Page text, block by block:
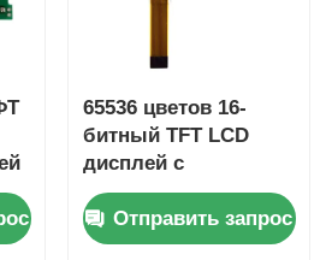
65536 цветов 16-
битный TFT LCD
дисплей с
разрешением
800x480 для
автомобильных
Отправить запрос